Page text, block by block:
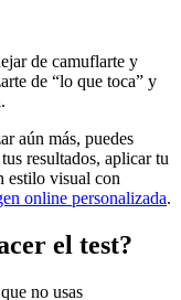
de camuflarte y
de “lo que toca” y
.
aún más, puedes
resultados, aplicar tu
estilo visual con
online personalizada.
el test?
no usas